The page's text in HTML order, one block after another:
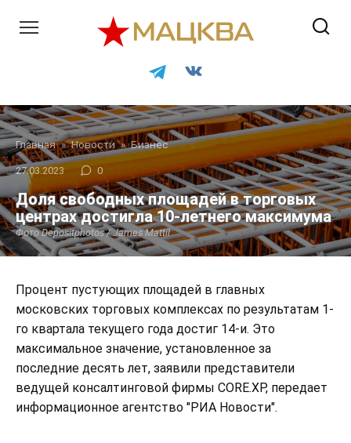
Главная » Новости » Бизнес
27.03.2023 0
Доля свободных площадей в торговых
центрах достигла 10-летнего максимума
Фото Depositphotos / James Mattil
Процент пустующих площадей в главных
московских торговых комплексах по результатам 1-
го квартала текущего года достиг 14-и. Это
максимальное значение, установленное за
последние десять лет, заявили представители
ведущей консалтинговой фирмы CORE.XP, передает
информационное агентство "РИА Новости".